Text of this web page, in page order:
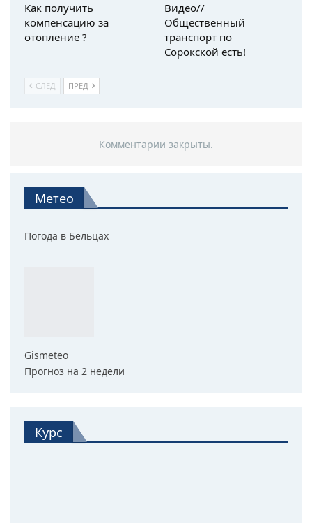
Как получить
компенсацию за
отопление ?
Видео//
Общественный
транспорт по
Сорокской есть!
СЛЕД ПРЕД
Комментарии закрыты.
Метео
Погода в Бельцах
Gismeteo
Прогноз на 2 недели
Курс